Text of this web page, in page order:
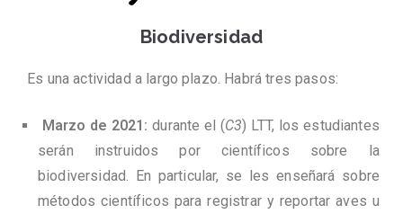
Biodiversidad
Es una actividad a largo plazo. Habrá tres pasos:
Marzo de 2021: durante el (C3) LTT, los estudiantes
serán instruidos por científicos sobre la
biodiversidad. En particular, se les enseñará sobre
métodos científicos para registrar y reportar aves u